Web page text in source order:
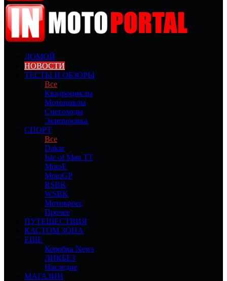
ДОМОЙ
НОВОСТИ
ТЕСТЫ И ОБЗОРЫ
Все
Квадроциклы
Мотоциклы
Снегоходы
Экипировка
СПОРТ
Все
Dakar
Isle of Man TT
MotoE
MotoGP
RSBK
WSBK
Мотокросс
Прочее
ПУТЕШЕСТВИЯ
КАСТОМ ЗОНА
ЕЩЕ
Коробка News
ЛИКБЕЗ
Наследие
МАГАЗИН